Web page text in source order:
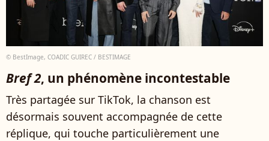
© BestImage, COADIC GUIREC / BESTIMAGE
Bref 2, un phénomène incontestable
Très partagée sur TikTok, la chanson est
désormais souvent accompagnée de cette
réplique, qui touche particulièrement une